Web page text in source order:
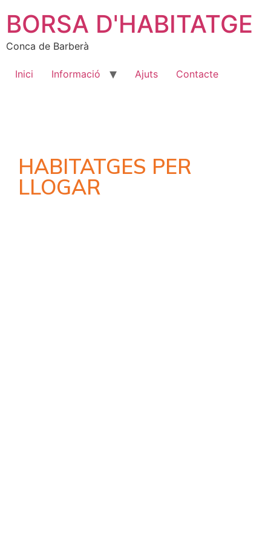
BORSA D'HABITATGE
Conca de Barberà
Inici Informació Ajuts Contacte
HABITATGES PER
LLOGAR